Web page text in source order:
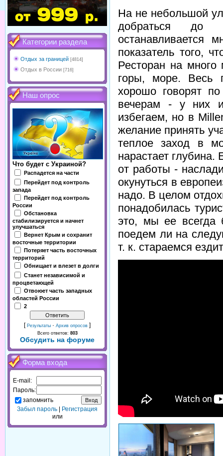
Категории раздела
Отдых за границей [4814]
Отдых в России [716]
Наш опрос
Что будет с Украиной?
Распадется на части
Перейдет под контроль
запада
Перейдет под контроль
России
Обстановка
стабилизируется и начнет
улучшаться
Вернет Крым и сохранит
восточные территории
Потеряет часть восточных
территорий
Обнищает и влезет в долги
Станет независимой и
процветающей
Отвоюет часть западных
областей России
2
[ Результаты · Архив опросов ]
Всего ответов: 803
Обсудить на форуме
Форма входа
E-mail:
Пароль:
запомнить
Забыл пароль
Регистрация
или
На не небольшой
добраться до
останавливается
показатель того,
Ресторан на
горы, море. Весь
хорошо говорят
вечерам - у них
избегаем, но в
желание принять
теплое заход в
нарастает
от работы -
окунуться в
надо. В целом
понадобилась
это, мы ее всегда
поедем ли на
т. к. стараемся